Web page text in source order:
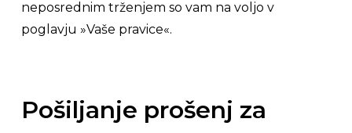
neposrednim trženjem so vam na voljo v
poglavju »Vaše pravice«.
Pošiljanje prošenj za